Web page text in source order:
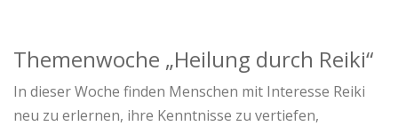
Themenwoche „Heilung durch Reiki“
In dieser Woche finden Menschen mit Interesse Reiki
neu zu erlernen, ihre Kenntnisse zu vertiefen,